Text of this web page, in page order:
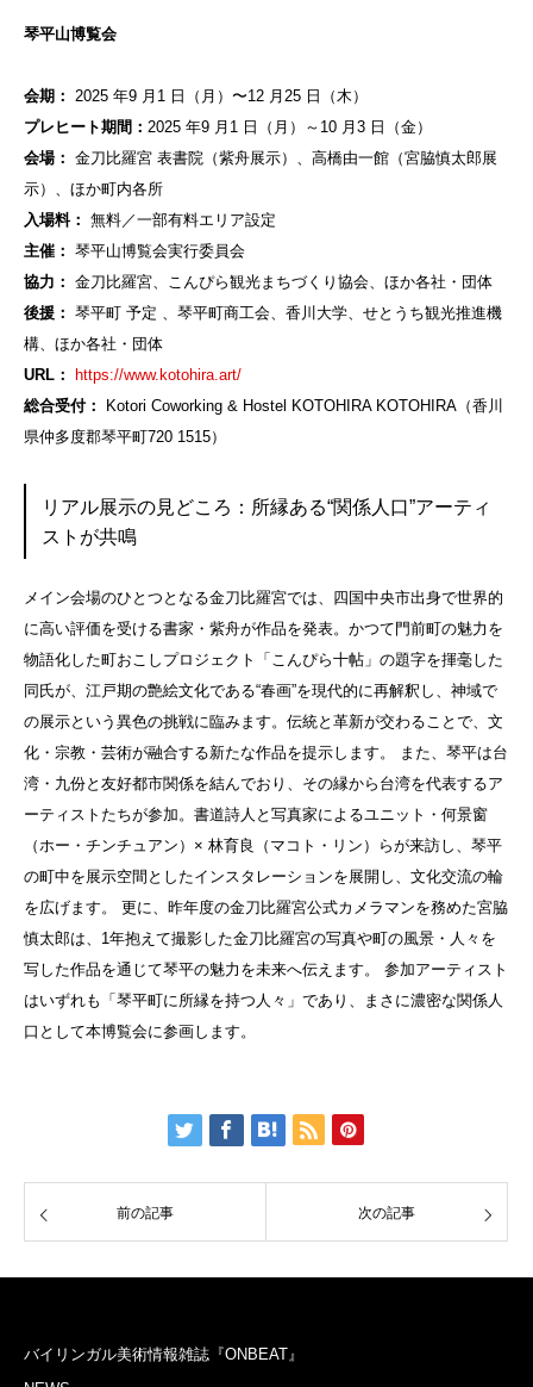
琴平山博覧会
会期： 2025 年9 月1 日（月）〜12 月25 日（木）
プレヒート期間： 2025 年9 月1 日（月）～10 月3 日（金）
会場： 金刀比羅宮 表書院（紫舟展示）、高橋由一館（宮脇慎太郎展
示）、ほか町内各所
入場料： 無料／一部有料エリア設定
主催： 琴平山博覧会実行委員会
協力： 金刀比羅宮、こんぴら観光まちづくり協会、ほか各社・団体
後援： 琴平町 予定 、琴平町商工会、香川大学、せとうち観光推進機
構、ほか各社・団体
URL：
https://www.kotohira.art/
総合受付：
Kotori Coworking & Hostel KOTOHIRA KOTOHIRA（香川
県仲多度郡琴平町720 1515）
リアル展示の見どころ：所縁ある“関係人口”アーティ
ストが共鳴
メイン会場のひとつとなる金刀比羅宮では、四国中央市出身で世界的
に高い評価を受ける書家・紫舟が作品を発表。かつて門前町の魅力を
物語化した町おこしプロジェクト「こんぴら十帖」の題字を揮毫した
同氏が、江戸期の艶絵文化である“春画”を現代的に再解釈し、神域で
の展示という異色の挑戦に臨みます。伝統と革新が交わることで、文
化・宗教・芸術が融合する新たな作品を提示します。 また、琴平は台
湾・九份と友好都市関係を結んでおり、その縁から台湾を代表するア
ーティストたちが参加。書道詩人と写真家によるユニット・何景窗
（ホー・チンチュアン）× 林育良（マコト・リン）らが来訪し、琴平
の町中を展示空間としたインスタレーションを展開し、文化交流の輪
を広げます。 更に、昨年度の金刀比羅宮公式カメラマンを務めた宮脇
慎太郎は、1年抱えて撮影した金刀比羅宮の写真や町の風景・人々を
写した作品を通じて琴平の魅力を未来へ伝えます。 参加アーティスト
はいずれも「琴平町に所縁を持つ人々」であり、まさに濃密な関係人
口として本博覧会に参画します。
前の記事 次の記事
バイリンガル美術情報雑誌『ONBEAT』